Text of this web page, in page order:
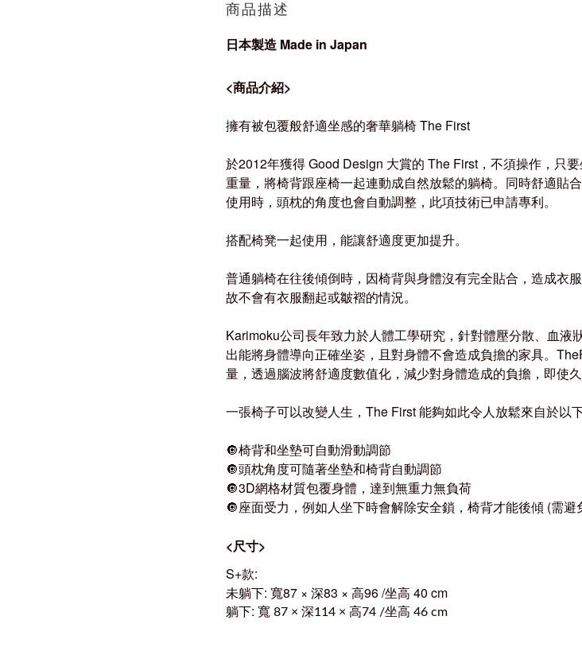
商品描述
日本製造 Made in Japan
<商品介紹>
擁有被包覆般舒適坐感的奢華躺椅The First
於2012年獲得Good Design 大賞的 The First ，不須操作，只
重量，將椅背跟座椅一起連動成自然放鬆的躺椅。同時舒適貼
使用時，頭枕的角度也會自動調整，此項技術已申請專利。
搭配椅凳一起使用，能讓舒適度更加提升。
普通躺椅在往後傾倒時，因椅背與身體沒有完全貼合，造成衣
故不會有衣服翻起或皺褶的情況。
Karimoku公司長年致力於人體工學研究，針對體壓分散、血
出能將身體導向正確坐姿，且對身體不會造成負擔的家具。
量，透過腦波將舒適度數值化，減少對身體造成的負擔，即使
一張椅子可以改變人生，The First 能夠如此令人放鬆來自於以
🔘椅背和坐墊可自動滑動調節
🔘頭枕角度可隨著坐墊和椅背自動調節
🔘3D網格材質包覆身體，達到無重力無負荷
🔘座面受力，例如人坐下時會解除安全鎖，椅背才能後傾 (需
<尺寸>
S+款:
未躺下: 寬87 × 深83 × 高96 /坐高 40 cm
躺下: 寬 87 × 深114 × 高74 /坐高 46 cm